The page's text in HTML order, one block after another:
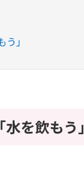
」
を飲もう」